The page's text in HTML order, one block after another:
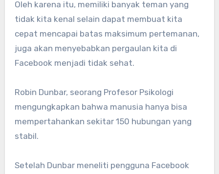
Oleh karena itu, memiliki banyak teman yang
tidak kita kenal selain dapat membuat kita
cepat mencapai batas maksimum pertemanan,
juga akan menyebabkan pergaulan kita di
Facebook menjadi tidak sehat.
Robin Dunbar, seorang Profesor Psikologi
mengungkapkan bahwa manusia hanya bisa
mempertahankan sekitar 150 hubungan yang
stabil.
Setelah Dunbar meneliti pengguna Facebook